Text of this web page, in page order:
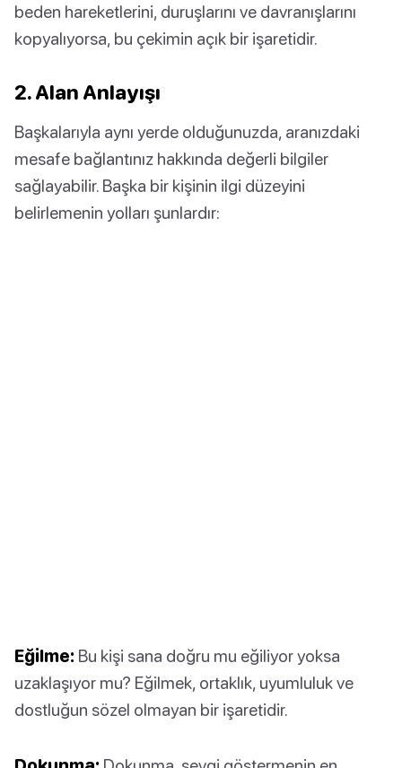
beden hareketlerini, duruşlarını ve davranışlarını
kopyalıyorsa, bu çekimin açık bir işaretidir.
2. Alan Anlayışı
Başkalarıyla aynı yerde olduğunuzda, aranızdaki
mesafe bağlantınız hakkında değerli bilgiler
sağlayabilir. Başka bir kişinin ilgi düzeyini
belirlemenin yolları şunlardır:
Eğilme: Bu kişi sana doğru mu eğiliyor yoksa
uzaklaşıyor mu? Eğilmek, ortaklık, uyumluluk ve
dostluğun sözel olmayan bir işaretidir.